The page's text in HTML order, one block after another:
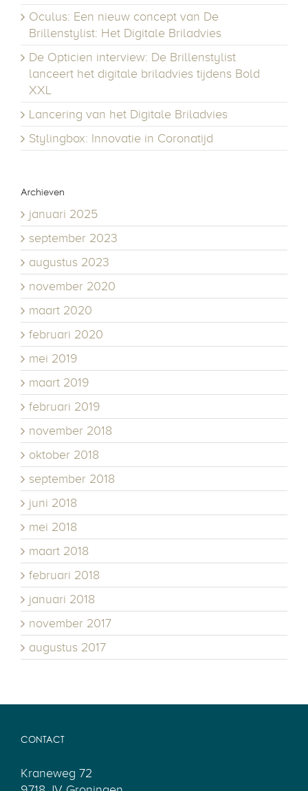
Oculus: Een nieuw concept van De
Brillenstylist: Het Digitale Briladvies
De Opticien interview: De Brillenstylist
lanceert het digitale briladvies tijdens Bold
XXL
Lancering van het Digitale Briladvies
Stylingbox: Innovatie in Coronatijd
Archieven
januari 2025
september 2023
augustus 2023
november 2020
maart 2020
februari 2020
mei 2019
maart 2019
februari 2019
november 2018
oktober 2018
september 2018
juni 2018
mei 2018
maart 2018
februari 2018
januari 2018
november 2017
augustus 2017
CONTACT
Kraneweg 72